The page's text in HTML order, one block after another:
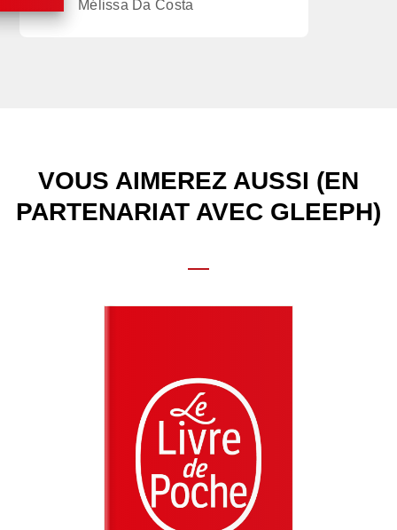
Mélissa Da Costa
VOUS AIMEREZ AUSSI (EN
PARTENARIAT AVEC GLEEPH)